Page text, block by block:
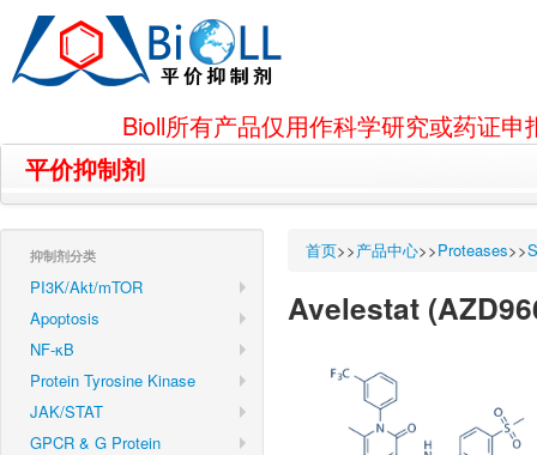
Bioll所有产品仅用作科学研究或药证
平价抑制剂
抑制剂分类
PI3K/Akt/mTOR
Apoptosis
NF-κB
Protein Tyrosine Kinase
JAK/STAT
GPCR & G Protein
首页>>产品中心>>Proteases>>
Avelestat